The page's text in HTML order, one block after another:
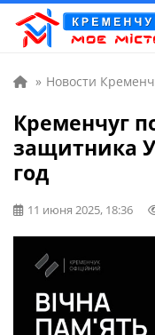
» Новости
Кременчуг
защитника
год
11 июня 2025, 18:36